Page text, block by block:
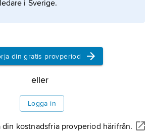
för litet, inte för mycket
om artikeln
i Sverige.
din gratis provperiod
eller
Logga in
din kostnadsfria provperiod härifrån.